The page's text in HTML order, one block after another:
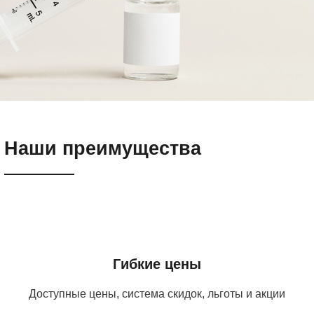
Наши преимущества
Гибкие цены
Доступные цены, система скидок, льготы и акции